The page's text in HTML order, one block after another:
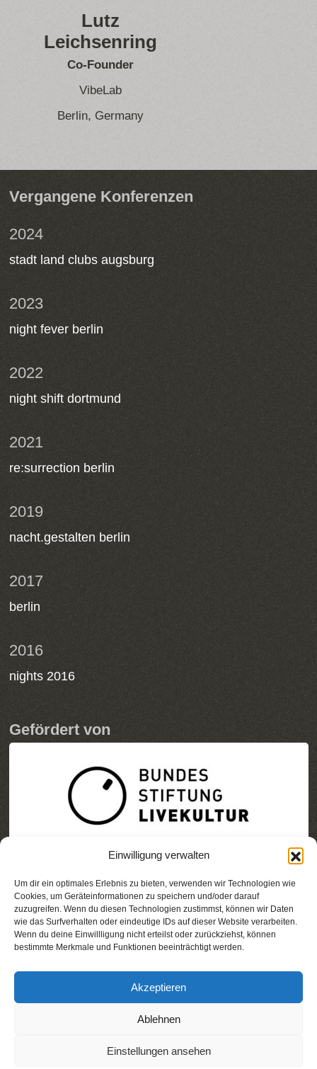
Einwilligung verwalten
Um dir ein optimales Erlebnis zu bieten, verwenden wir Technologien wie
Cookies, um Geräteinformationen zu speichern und/oder darauf
zuzugreifen. Wenn du diesen Technologien zustimmst, können wir Daten
wie das Surfverhalten oder eindeutige IDs auf dieser Website verarbeiten.
Wenn du deine Einwillligung nicht erteilst oder zurückziehst, können
bestimmte Merkmale und Funktionen beeinträchtigt werden.
Akzeptieren
Ablehnen
Einstellungen ansehen
Lutz
Leichsenring
Co-Founder
VibeLab
Berlin, Germany
Vergangene Konferenzen
2024
stadt land clubs augsburg
2023
night fever berlin
2022
night shift dortmund
2021
re:surrection berlin
2019
nacht.gestalten berlin
2017
berlin
2016
nights 2016
Gefördert von